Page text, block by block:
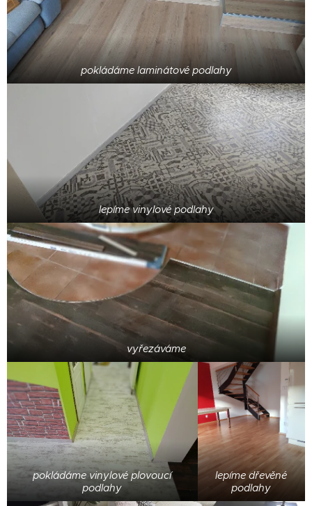
pokládáme laminátové podlahy
lepíme vinylové podlahy
vyřezáváme
pokládáme vinylové plovoucí
podlahy
lepíme dřevěné
podlahy